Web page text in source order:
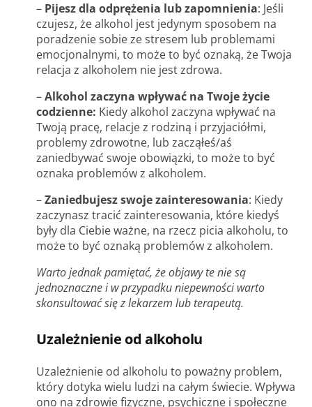
– Pijesz dla odprężenia lub zapomnienia: Jeśli
czujesz, że alkohol jest jedynym sposobem na
poradzenie sobie ze stresem lub problemami
emocjonalnymi, to może to być oznaką, że Twoja
relacja z alkoholem nie jest zdrowa.
–Alkohol zaczyna wpływać na Twoje życie
codzienne: Kiedy alkohol zaczyna wpływać na
Twoją pracę, relacje z rodziną i przyjaciółmi,
problemy zdrowotne, lub zacząłeś/aś
zaniedbywać swoje obowiązki, to może to być
oznaka problemów z alkoholem.
–Zaniedbujesz swoje zainteresowania: Kiedy
zaczynasz tracić zainteresowania, które kiedyś
były dla Ciebie ważne, na rzecz picia alkoholu, to
może to być oznaką problemów z alkoholem.
Warto jednak pamiętać, że objawy te nie są
jednoznaczne i w przypadku niepewności warto
skonsultować się z lekarzem lub terapeutą.
Uzależnienie od alkoholu
Uzależnienie od alkoholu to poważny problem,
który dotyka wielu ludzi na całym świecie. Wpływa
ono na zdrowie fizyczne, psychiczne i społeczne